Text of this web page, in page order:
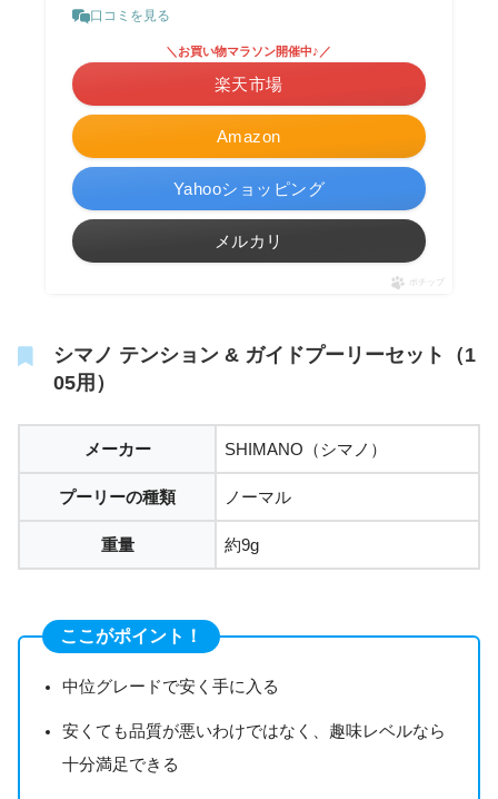
口コミを見る
Amazon
＼お買い物マラソン開催中♪／
楽天市場
Yahooショッピング
メルカリ
ポチップ
シマノ テンション & ガイドプーリーセット（1
05用）
メーカー SHIMANO（シマノ）
プーリーの種類 ノーマル
重量 約9g
ここがポイント！
中位グレードで安く手に入る
安くても品質が悪いわけではなく、趣味レベルなら
十分満足できる